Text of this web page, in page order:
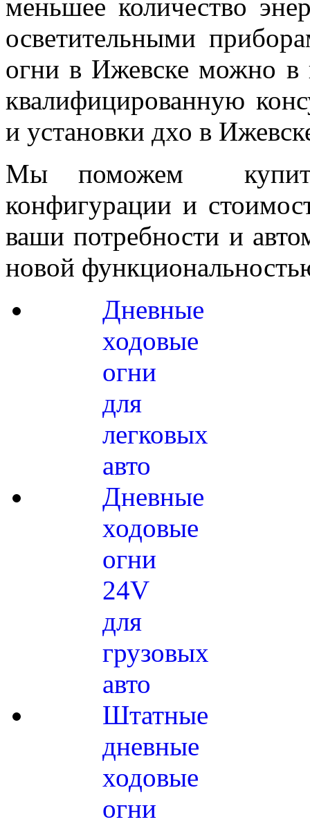
меньшее количество
осветительными
огни в Ижевске можно
квалифицированную
и установки дхо в
Мы поможем
конфигурации и
ваши потребности и
новой
Дневные
ходовые
огни
для
легковых
авто
Дневные
ходовые
огни
24V
для
грузовых
авто
Штатные
дневные
ходовые
огни